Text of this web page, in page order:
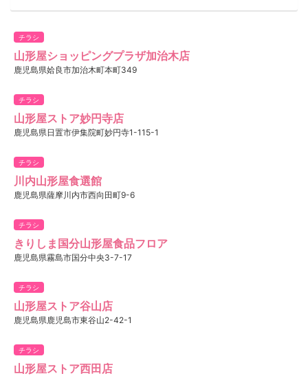
チラシ
山形屋ショッピングプラザ加治木店
鹿児島県姶良市加治木町本町349
チラシ
山形屋ストア妙円寺店
鹿児島県日置市伊集院町妙円寺1-115-1
チラシ
川内山形屋食選館
鹿児島県薩摩川内市西向田町9-6
チラシ
きりしま国分山形屋食品フロア
鹿児島県霧島市国分中央3-7-17
チラシ
山形屋ストア谷山店
鹿児島県鹿児島市東谷山2-42-1
チラシ
山形屋ストア西田店